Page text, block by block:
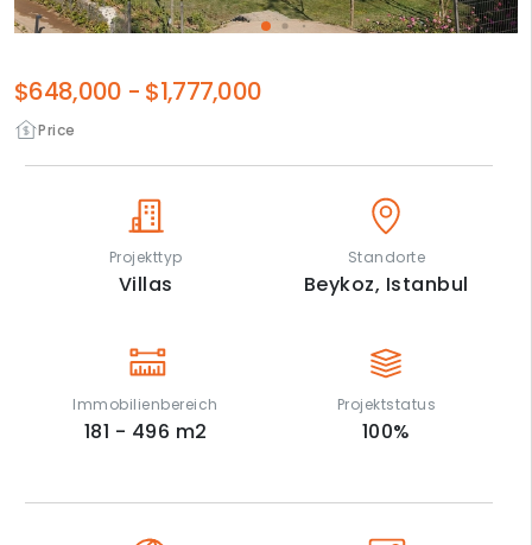
Price
$648,000 - $1,777,000
Projekttyp
Villas
Standorte
Beykoz, Istanbul
Immobilienbereich
181 - 496 m2
Projektstatus
100%